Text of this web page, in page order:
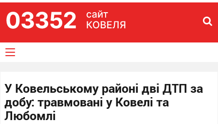
У Ковельському районі дві ДТП за
добу: травмовані у Ковелі та
Любомлі